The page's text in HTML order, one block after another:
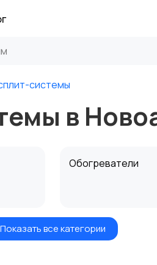
системы
в
Обогреватели
Показать все категории